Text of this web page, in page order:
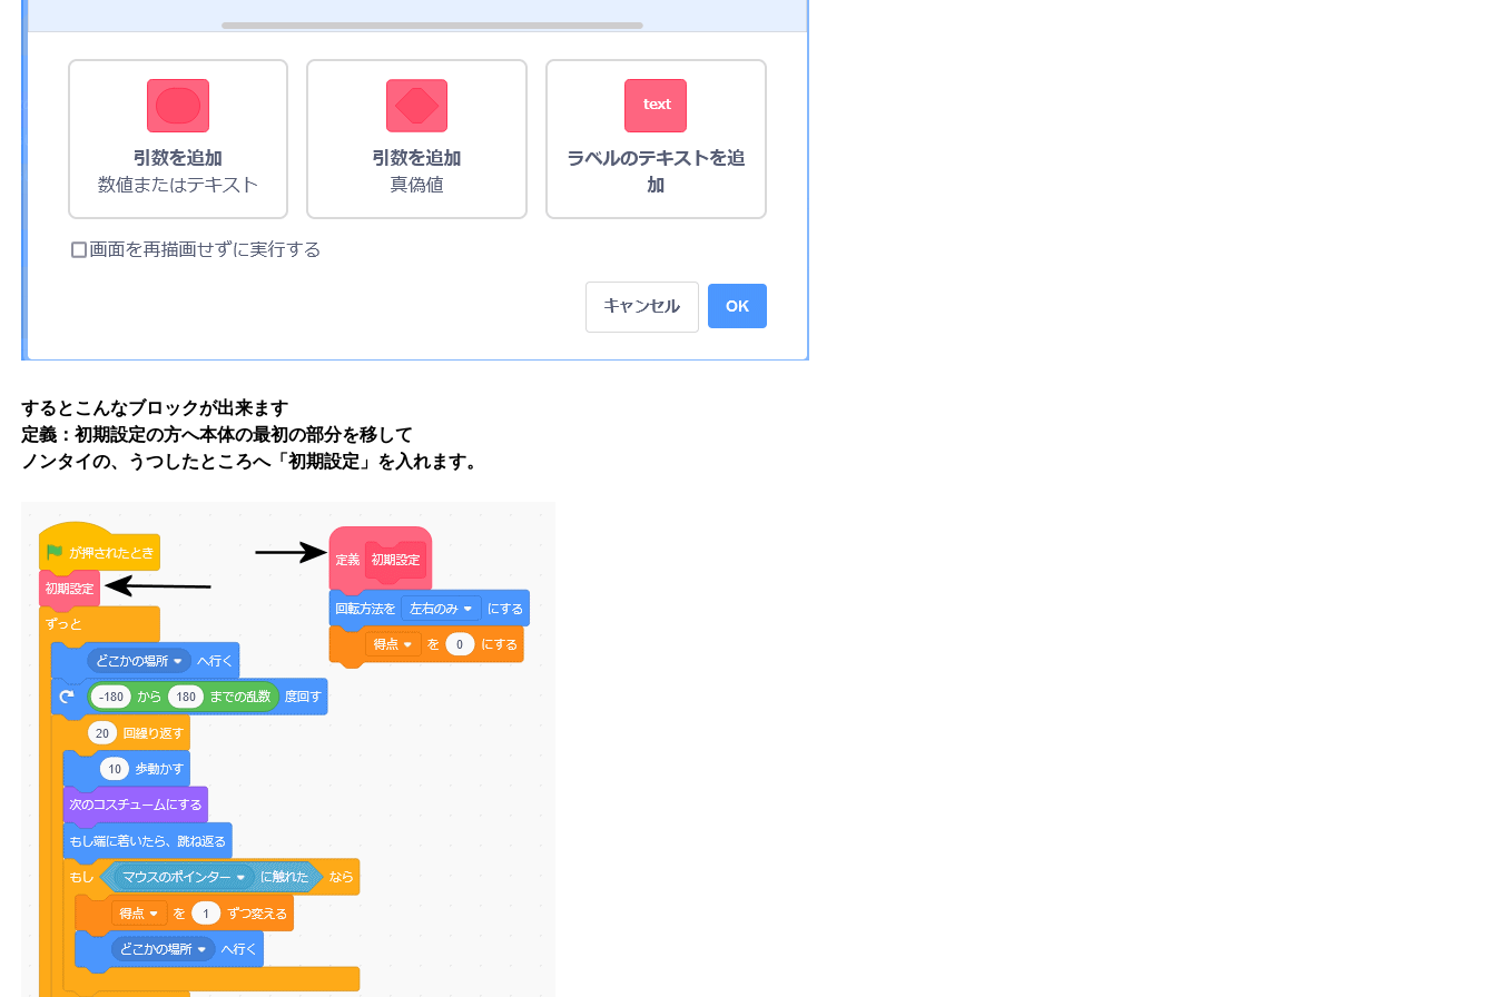
するとこんなブロックが出来ます
定義：初期設定の方へ本体の最初の部分を移して
ノンタイの、うつしたところへ「初期設定」を入れます。